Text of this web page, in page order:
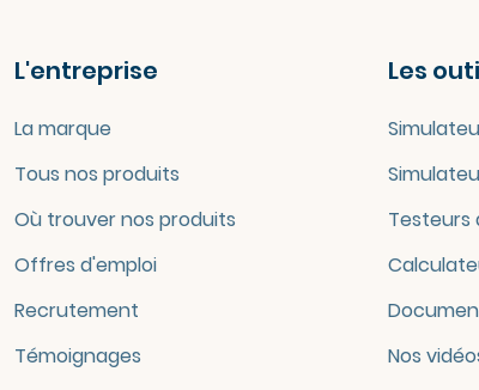
L'entreprise
La marque
Tous nos produits
Où trouver nos produits
Offres d'emploi
Recrutement
Témoignages
Les
Testeurs
Nos